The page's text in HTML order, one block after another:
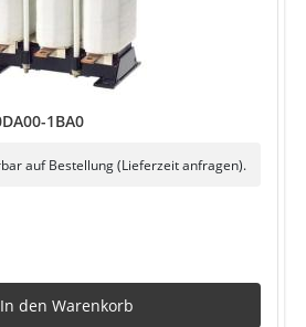
1BA0
auf Bestellung (Lieferzeit anfragen).
In den Warenkorb